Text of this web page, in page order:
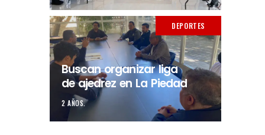
DEPORTES
Buscan organizar liga
de ajedrez en La Piedad
2 AÑOS.